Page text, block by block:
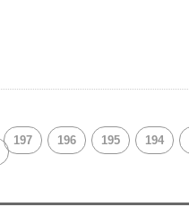
194
195
196
197